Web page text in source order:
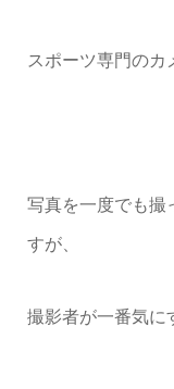
スポーツ専門のカ
写真を一度でも撮
すが、
撮影者が一番気に